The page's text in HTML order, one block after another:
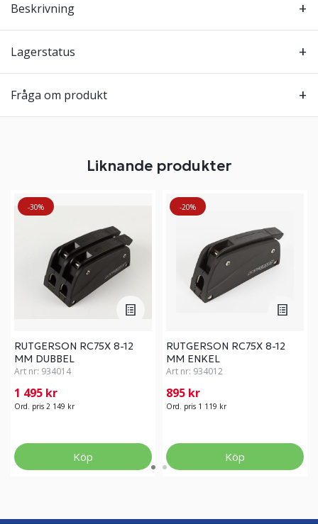
Beskrivning
Lagerstatus
Fråga om produkt
Liknande produkter
-30%
RUTGERSON RC75X 8-12
MM DUBBEL
Art nr: 934014
1 495 kr
Ord. pris 2 149 kr
Köp
-20%
RUTGERSON RC75X 8-12
MM ENKEL
Art nr: 934012
895 kr
Ord. pris 1 119 kr
Köp